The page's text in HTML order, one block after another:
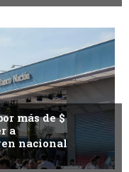
más de $
a
nacional